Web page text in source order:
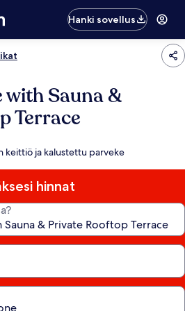
Hanki sovellus
with Sauna &
Terrace
keittiö ja kalustettu parveke
hinnat